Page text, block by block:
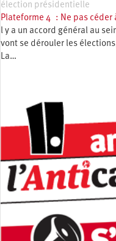
élection présidentielle
Plateforme 4 : Ne pas
l y a un accord général au
vont se dérouler les
La…